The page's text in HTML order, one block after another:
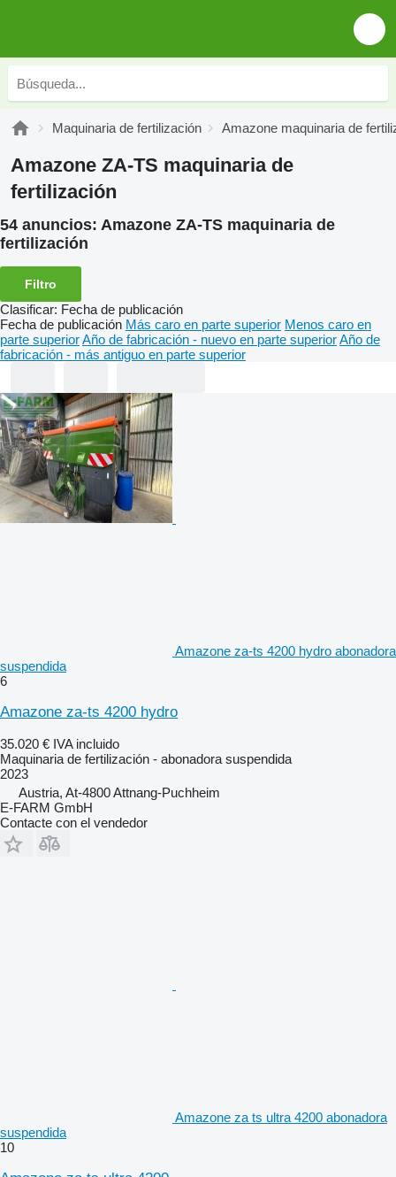
Maquinaria de fertilización Amazone maquinaria de
Amazone ZA-TS maquinaria de
fertilización
54 anuncios: Amazone ZA-TS maquinaria de
fertilización
Filtro
Clasificar: Fecha de publicación
Fecha de publicación Más caro en parte superior Menos caro en
parte superiorAño de fabricación - nuevo en parte superiorAño de
fabricación - más antiguo en parte superior
Amazone za-ts 4200 hydro abonadora
suspendida
6
Amazone za-ts 4200 hydro
35.020 € IVA incluido
Maquinaria de fertilización - abonadora suspendida
2023
Austria, At-4800 Attnang-Puchheim
E-FARM GmbH
Contacte con el vendedor
Amazone za ts ultra 4200 abonadora
suspendida
10